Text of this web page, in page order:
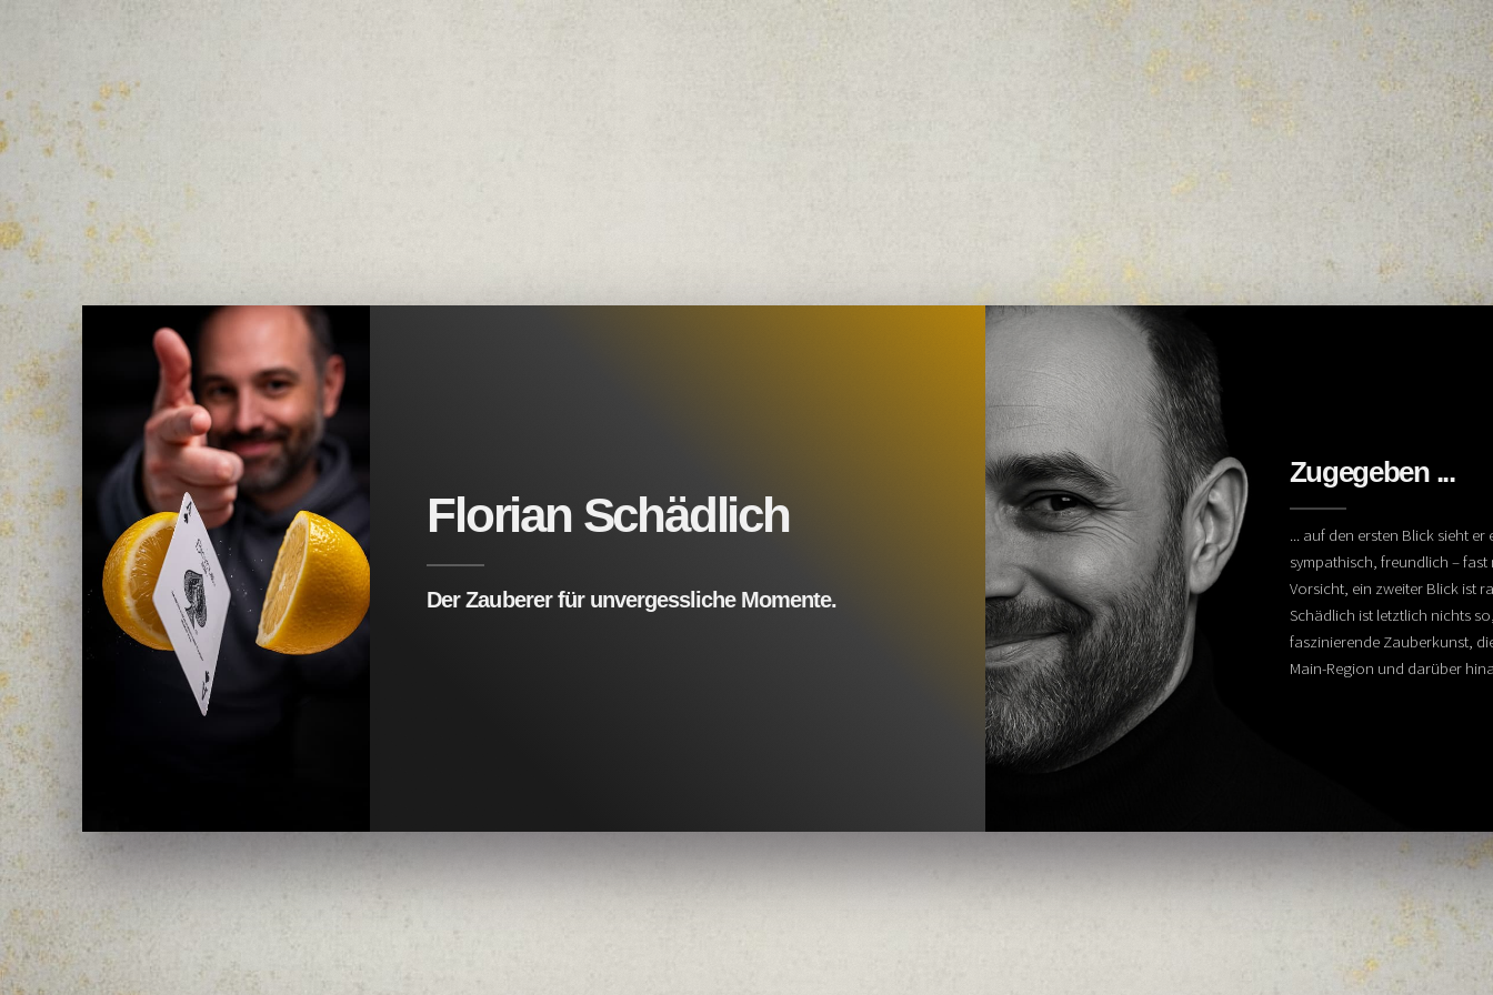
Florian Schädlich
Der Zauberer für unvergessliche Momente.
Zugegeben ...
... auf den ersten Blick sieht
sympathisch, freundlich –
Vorsicht, ein zweiter Blick ist
Schädlich ist letztlich nichts
faszinierende Zauberkunst,
Main-Region und darüber